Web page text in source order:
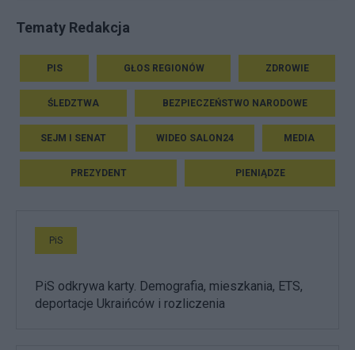
Tematy Redakcja
PIS GŁOS REGIONÓW ZDROWIE
ŚLEDZTWA BEZPIECZEŃSTWO NARODOWE
SEJM I SENAT WIDEO SALON24 MEDIA
PREZYDENT PIENIĄDZE
PiS
PiS odkrywa karty. Demografia, mieszkania, ETS,
deportacje Ukraińców i rozliczenia